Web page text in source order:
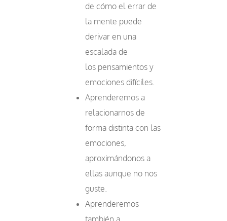
de cómo el errar de
la mente puede
derivar en una
escalada de
los pensamientos y
emociones difíciles.
Aprenderemos a
relacionarnos de
forma distinta con las
emociones,
aproximándonos a
ellas aunque no nos
guste.
Aprenderemos